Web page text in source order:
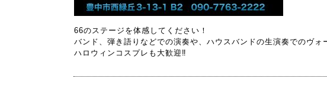
66のステージを体感してください！
バンド、弾き語りなどでの演奏や、ハウスバンドの生演奏でのヴォ
ハロウィンコスプレも大歓迎‼︎